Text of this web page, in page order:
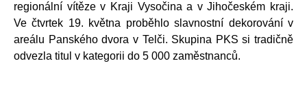
regionální vítěze v Kraji Vysočina a v Jihočeském kraji.
Ve čtvrtek 19. května proběhlo slavnostní dekorování v
areálu Panského dvora v Telči. Skupina PKS si tradičně
odvezla titul v kategorii do 5 000 zaměstnanců.